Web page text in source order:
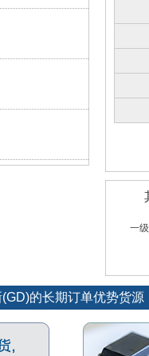
一
的长期订单优势货